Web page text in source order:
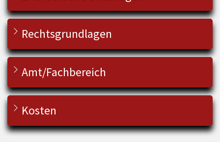
Rechtsgrundlagen
Amt/Fachbereich
Kosten